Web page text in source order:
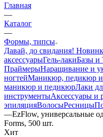
Главная
—
Каталог
—
Формы, типсы
Давай, до свидания!
аксессуарыГель-лакиБазы и
ПраймерыНаращивание и
ногтейМаникюр, педикюр и
маникюр и педикюрЛаки
инструментыАксессуары и
эпиляцияВолосыРесницы
—EzFlow, универсальные
Forms, 500 шт.
Хит